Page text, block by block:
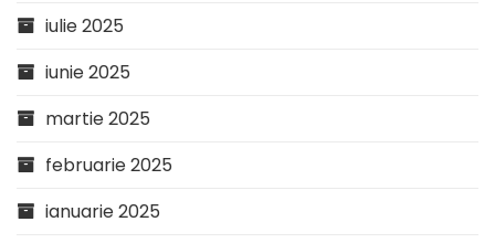
iulie 2025
iunie 2025
martie 2025
februarie 2025
ianuarie 2025